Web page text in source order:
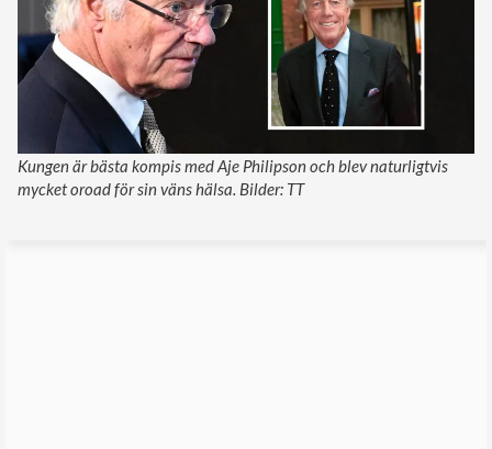
Kungen är bästa kompis med Aje Philipson och blev naturligtvis
mycket oroad för sin väns hälsa. Bilder: TT